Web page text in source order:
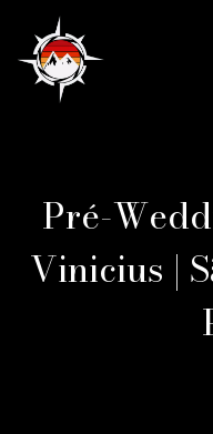
Pré-
Vinicius |